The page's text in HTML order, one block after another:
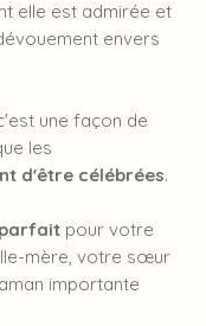
elle est admirée et
envers
une façon de
les
d'être célébrées.
pour votre
mère, votre sœur
importante